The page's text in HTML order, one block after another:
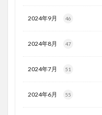
2024年9月 46
2024年8月 47
2024年7月 51
2024年6月 55